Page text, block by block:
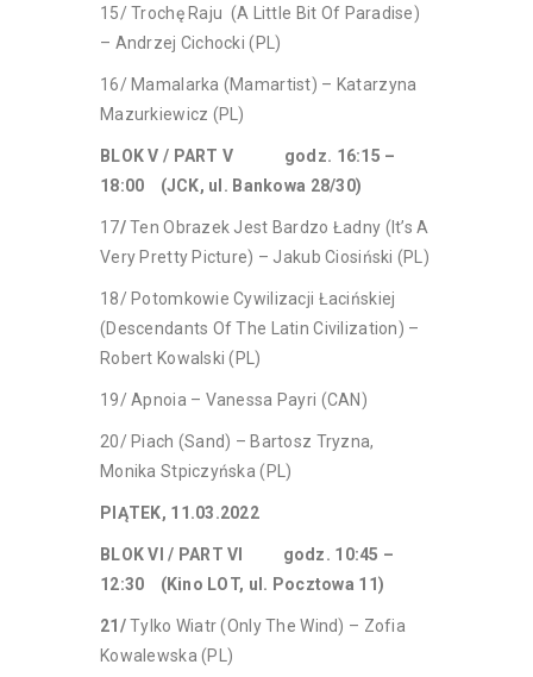
15/ Trochę Raju (A Little Bit Of Paradise)
– Andrzej Cichocki (PL)
16/ Mamalarka (Mamartist) – Katarzyna
Mazurkiewicz (PL)
BLOK V / PART V godz. 16:15 –
18:00 (JCK, ul. Bankowa 28/30)
17/Ten Obrazek Jest Bardzo Ładny (It’s A
Very Pretty Picture) – Jakub Ciosiński (PL)
18/ Potomkowie Cywilizacji Łacińskiej
(Descendants Of The Latin Civilization) –
Robert Kowalski (PL)
19/ Apnoia – Vanessa Payri (CAN)
20/ Piach (Sand) – Bartosz Tryzna,
Monika Stpiczyńska (PL)
PIĄTEK, 11.03.2022
BLOK VI / PART VI godz. 10:45 –
12:30 (Kino LOT, ul. Pocztowa 11)
21/Tylko Wiatr (Only The Wind) – Zofia
Kowalewska (PL)